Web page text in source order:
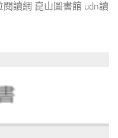
讀網 崑山圖書館 udn讀